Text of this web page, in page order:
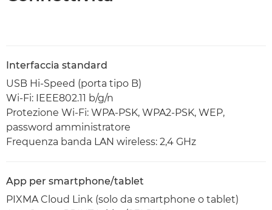
Interfaccia standard
USB Hi-Speed (porta tipo B)
Wi-Fi: IEEE802.11 b/g/n
Protezione Wi-Fi: WPA-PSK, WPA2-PSK, WEP,
password amministratore
Frequenza banda LAN wireless: 2,4 GHz
App per smartphone/tablet
PIXMA Cloud Link (solo da smartphone o tablet)